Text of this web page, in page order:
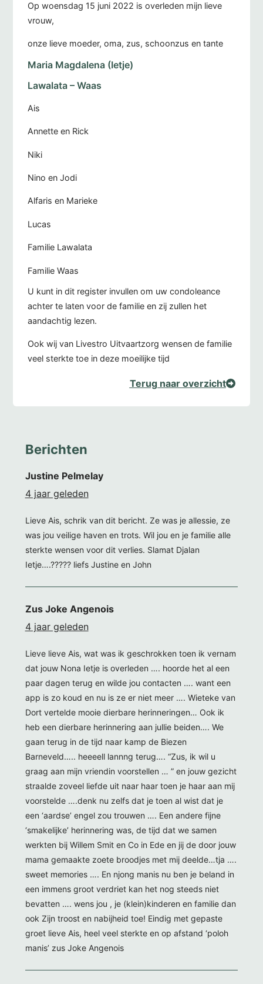
Op woensdag 15 juni 2022 is overleden mijn lieve
vrouw,
onze lieve moeder, oma, zus, schoonzus en tante
Maria Magdalena (Ietje)
Lawalata – Waas
Ais
Annette en Rick
Niki
Nino en Jodi
Alfaris en Marieke
Lucas
Familie Lawalata
Familie Waas
U kunt in dit register invullen om uw condoleance
achter te laten voor de familie en zij zullen het
aandachtig lezen.
Ook wij van Livestro Uitvaartzorg wensen de familie
veel sterkte toe in deze moeilijke tijd
Terug naar overzicht
Berichten
Justine Pelmelay
4 jaar geleden
Lieve Ais, schrik van dit bericht. Ze was je allessie, ze
was jou veilige haven en trots. Wil jou en je familie alle
sterkte wensen voor dit verlies. Slamat Djalan
Ietje….????? liefs Justine en John
Zus Joke Angenois
4 jaar geleden
Lieve lieve Ais, wat was ik geschrokken toen ik vernam
dat jouw Nona Ietje is overleden …. hoorde het al een
paar dagen terug en wilde jou contacten …. want een
app is zo koud en nu is ze er niet meer …. Wieteke van
Dort vertelde mooie dierbare herinneringen… Ook ik
heb een dierbare herinnering aan jullie beiden…. We
gaan terug in de tijd naar kamp de Biezen
Barneveld….. heeeell lannng terug…. “Zus, ik wil u
graag aan mijn vriendin voorstellen … ” en jouw gezicht
straalde zoveel liefde uit naar haar toen je haar aan mij
voorstelde ….denk nu zelfs dat je toen al wist dat je
een ‘aardse’ engel zou trouwen …. Een andere fijne
‘smakelijke’ herinnering was, de tijd dat we samen
werkten bij Willem Smit en Co in Ede en jij de door jouw
mama gemaakte zoete broodjes met mij deelde…tja ….
sweet memories …. En njong manis nu ben je beland in
een immens groot verdriet kan het nog steeds niet
bevatten …. wens jou , je (klein)kinderen en familie dan
ook Zijn troost en nabijheid toe! Eindig met gepaste
groet lieve Ais, heel veel sterkte en op afstand ‘poloh
manis’ zus Joke Angenois